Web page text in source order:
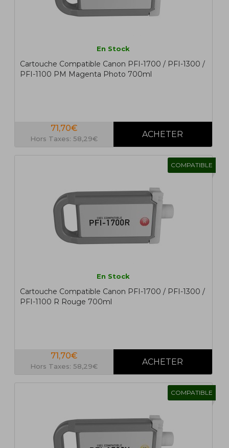
En Stock
Cartouche Compatible Canon PFI-1700 / PFI-1300 /
PFI-1100 PM Magenta Photo 700ml
71,70€
Hors Taxes: 58,29€
COMPATIBLE
En Stock
Cartouche Compatible Canon PFI-1700 / PFI-1300 /
PFI-1100 R Rouge 700ml
71,70€
Hors Taxes: 58,29€
COMPATIBLE